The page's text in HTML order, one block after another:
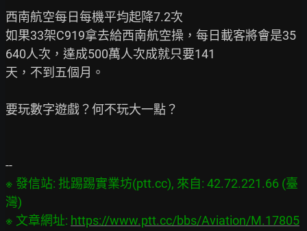
西南航空每日每機平均起降7.2次
如果33架C919拿去給西南航空操，每日載客將會是35
640人次，達成500萬人次成就只要141
天，不到五個月。
要玩數字遊戲？何不玩大一點？
※ 發信站: 批踢踢實業坊(ptt.cc), 來自: 42.72.221.66 (臺
灣)
※ 文章網址: https://www.ptt.cc/bbs/Aviation/M.17805